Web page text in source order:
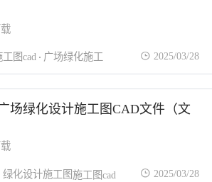
工图cad 广场绿化施工 2025/03/28
场绿化设计施工图CAD文件（文
绿化设计施工图施工图cad 2025/03/28